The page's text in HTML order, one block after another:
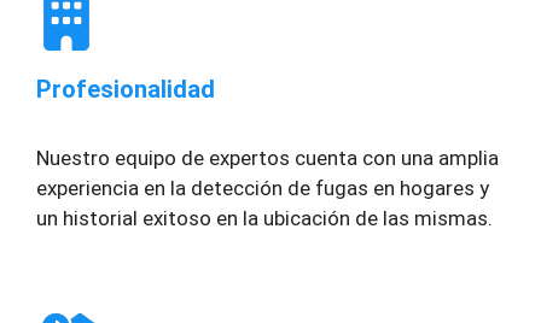
Profesionalidad
Nuestro equipo de expertos cuenta con una amplia
experiencia en la detección de fugas en hogares y
un historial exitoso en la ubicación de las mismas.